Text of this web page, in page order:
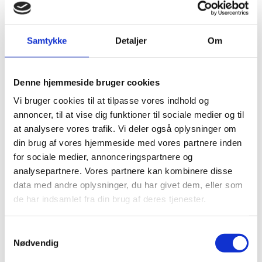
Samtykke Detaljer Om
Denne hjemmeside bruger cookies
Vi bruger cookies til at tilpasse vores indhold og
annoncer, til at vise dig funktioner til sociale medier og til
at analysere vores trafik. Vi deler også oplysninger om
din brug af vores hjemmeside med vores partnere inden
for sociale medier, annonceringspartnere og
analysepartnere. Vores partnere kan kombinere disse
data med andre oplysninger, du har givet dem, eller som
de har indsamlet fra din brug af deres tjenester.
Nødvendig
Strikkeopskrifter
vrang mønstre
Fra DKK 104 Vælg variant
Strikkeopskrifter
Poncho til børn
Fra DKK 149 Vælg variant
Fra DKK 220,-